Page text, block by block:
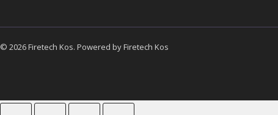
© 2026 Firetech Kos. Powered by Firetech Kos